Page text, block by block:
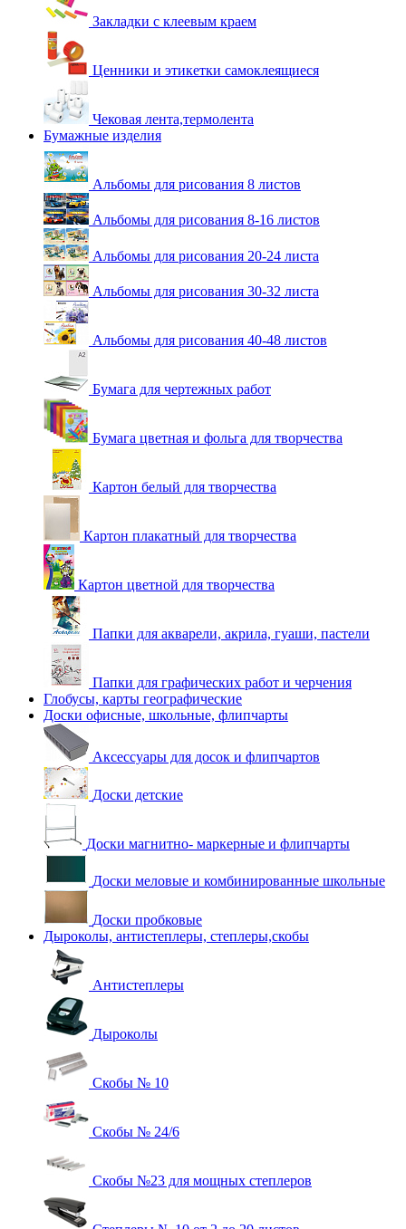
Закладки с клеевым краем
Ценники и этикетки самоклеящиеся
Чековая лента,термолента
Бумажные изделия
Альбомы для рисования 8 листов
Альбомы для рисования 8-16 листов
Альбомы для рисования 20-24 листа
Альбомы для рисования 30-32 листа
Альбомы для рисования 40-48 листов
Бумага для чертежных работ
Бумага цветная и фольга для творчества
Картон белый для творчества
Картон плакатный для творчества
Картон цветной для творчества
Папки для акварели, акрила, гуаши, пастели
Папки для графических работ и черчения
Глобусы, карты географические
Доски офисные, школьные, флипчарты
Аксессуары для досок и флипчартов
Доски детские
Доски магнитно- маркерные и флипчарты
Доски меловые и комбинированные школьные
Доски пробковые
Дыроколы, антистеплеры, степлеры,скобы
Антистеплеры
Дыроколы
Скобы № 10
Скобы № 24/6
Скобы №23 для мощных степлеров